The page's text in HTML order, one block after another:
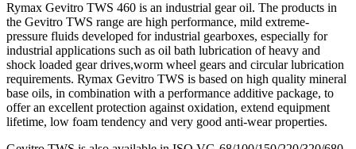
Rymax Gevitro TWS 460 is an industrial gear oil. The products in
the Gevitro TWS range are high performance, mild extreme-
pressure fluids developed for industrial gearboxes, especially for
industrial applications such as oil bath lubrication of heavy and
shock loaded gear drives,worm wheel gears and circular lubrication
requirements. Rymax Gevitro TWS is based on high quality mineral
base oils, in combination with a performance additive package, to
offer an excellent protection against oxidation, extend equipment
lifetime, low foam tendency and very good anti-wear properties.